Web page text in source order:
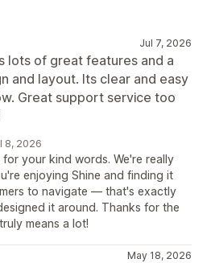
Jul 7, 2026
lots of great features and a
and layout. Its clear and easy
Great support service too
8, 2026
your kind words. We're really
enjoying Shine and finding it
to navigate — that's exactly
it around. Thanks for the
means a lot!
May 18, 2026